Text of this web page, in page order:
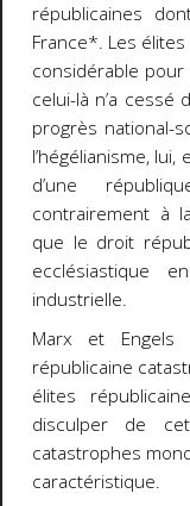
républicaines
France*. Les
considérable
celui-là n’a cessé
progrès national-
l’hégélianisme,
d’une
contrairement à
que le droit
ecclésiastique
industrielle.
Marx et Engels
républicaine
élites
disculper de
catastrophes
caractéristique.